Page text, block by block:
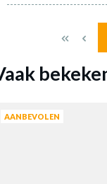
AANBEVOLEN